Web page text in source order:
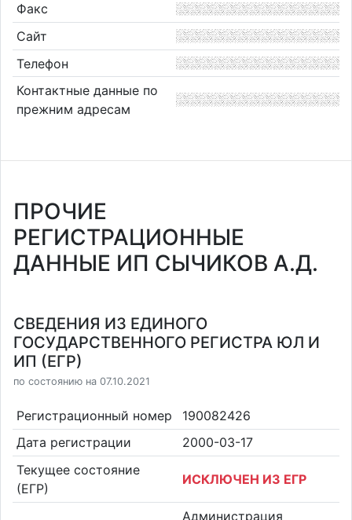
Факс
Сайт
Телефон
Контактные данные по
прежним адресам
ПРОЧИЕ
РЕГИСТРАЦИОННЫЕ
ДАННЫЕ ИП СЫЧИКОВ А.Д.
СВЕДЕНИЯ ИЗ ЕДИНОГО
ГОСУДАРСТВЕННОГО РЕГИСТРА ЮЛ И
ИП (ЕГР)
по состоянию на 07.10.2021
Регистрационный номер
190082426
Дата регистрации
2000-03-17
Текущее состояние
(ЕГР)
ИСКЛЮЧЕН ИЗ ЕГР
Администрация